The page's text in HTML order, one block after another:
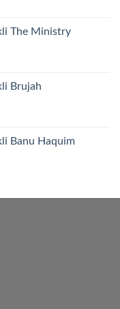
The Ministry
Brujah
Banu Haquim